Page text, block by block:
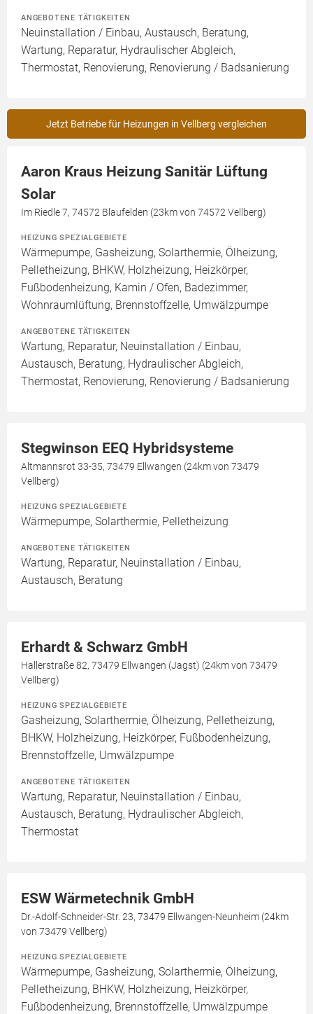
ANGEBOTENE TÄTIGKEITEN
Neuinstallation / Einbau, Austausch, Beratung,
Wartung, Reparatur, Hydraulischer Abgleich,
Thermostat, Renovierung, Renovierung / Badsanierung
Jetzt Betriebe für Heizungen in Vellberg vergleichen
Aaron Kraus Heizung Sanitär Lüftung
Solar
Im Riedle 7, 74572 Blaufelden (23km von 74572 Vellberg)
HEIZUNG SPEZIALGEBIETE
Wärmepumpe, Gasheizung, Solarthermie, Ölheizung,
Pelletheizung, BHKW, Holzheizung, Heizkörper,
Fußbodenheizung, Kamin / Ofen, Badezimmer,
Wohnraumlüftung, Brennstoffzelle, Umwälzpumpe
ANGEBOTENE TÄTIGKEITEN
Wartung, Reparatur, Neuinstallation / Einbau,
Austausch, Beratung, Hydraulischer Abgleich,
Thermostat, Renovierung, Renovierung / Badsanierung
Stegwinson EEQ Hybridsysteme
Altmannsrot 33-35, 73479 Ellwangen (24km von 73479
Vellberg)
HEIZUNG SPEZIALGEBIETE
Wärmepumpe, Solarthermie, Pelletheizung
ANGEBOTENE TÄTIGKEITEN
Wartung, Reparatur, Neuinstallation / Einbau,
Austausch, Beratung
Erhardt & Schwarz GmbH
Hallerstraße 82, 73479 Ellwangen (Jagst) (24km von 73479
Vellberg)
HEIZUNG SPEZIALGEBIETE
Gasheizung, Solarthermie, Ölheizung, Pelletheizung,
BHKW, Holzheizung, Heizkörper, Fußbodenheizung,
Brennstoffzelle, Umwälzpumpe
ANGEBOTENE TÄTIGKEITEN
Wartung, Reparatur, Neuinstallation / Einbau,
Austausch, Beratung, Hydraulischer Abgleich,
Thermostat
ESW Wärmetechnik GmbH
Dr.-Adolf-Schneider-Str. 23, 73479 Ellwangen-Neunheim (24km
von 73479 Vellberg)
HEIZUNG SPEZIALGEBIETE
Wärmepumpe, Gasheizung, Solarthermie, Ölheizung,
Pelletheizung, BHKW, Holzheizung, Heizkörper,
Fußbodenheizung, Brennstoffzelle, Umwälzpumpe